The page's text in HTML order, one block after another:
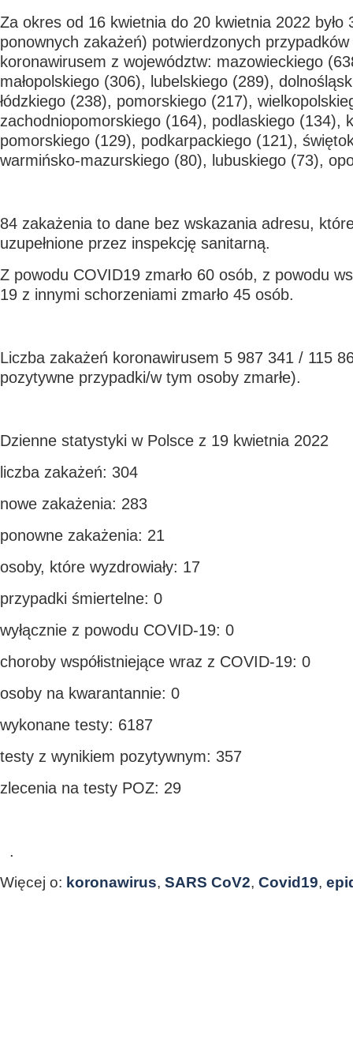
Za okres od 16 kwietnia do 20 kwietnia 2022 było
ponownych zakażeń) potwierdzonych
koronawirusem z województw: mazowieckiego
małopolskiego (306), lubelskiego (289),
łódzkiego (238), pomorskiego (217),
zachodniopomorskiego (164), podlaskiego (134),
pomorskiego (129), podkarpackiego (121),
warmińsko-mazurskiego (80), lubuskiego (73),
84 zakażenia to dane bez wskazania adresu,
uzupełnione przez inspekcję sanitarną.
Z powodu COVID19 zmarło 60 osób, z powodu
19 z innymi schorzeniami zmarło 45 osób.
Liczba zakażeń koronawirusem 5 987 341 / 115
pozytywne przypadki/w tym osoby zmarłe).
Dzienne statystyki w Polsce z 19 kwietnia 2022
liczba zakażeń: 304
nowe zakażenia: 283
ponowne zakażenia: 21
osoby, które wyzdrowiały: 17
przypadki śmiertelne: 0
wyłącznie z powodu COVID-19: 0
choroby współistniejące wraz z COVID-19: 0
osoby na kwarantannie: 0
wykonane testy: 6187
testy z wynikiem pozytywnym: 357
zlecenia na testy POZ: 29
.
Więcej o: koronawirus, SARS CoV2, Covid19,